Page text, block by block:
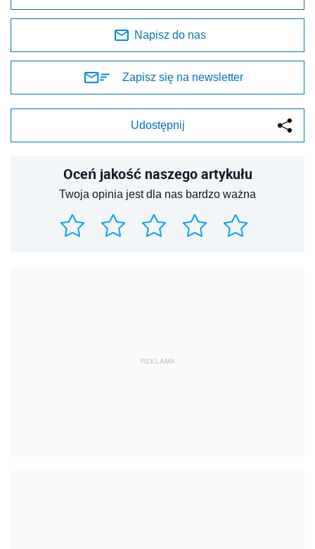
Napisz do nas
Zapisz się na newsletter
Udostępnij
Oceń jakość naszego artykułu
Twoja opinia jest dla nas bardzo ważna
REKLAMA